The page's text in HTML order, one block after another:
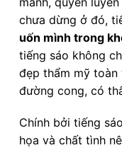
chưa dừng ở đó,
uốn mình trong
tiếng sáo không
đẹp thẩm mỹ toàn
đường cong, có
Chính bởi tiếng
họa và chất tình